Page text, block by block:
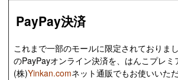
PayPay決済
これまで一部のモールに限定されておりま
のPayPayオンライン決済を、はんこプレミ
(株)Yinkan.comネット通販でもお使いいた